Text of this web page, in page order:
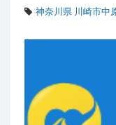
神奈川県 川崎市中